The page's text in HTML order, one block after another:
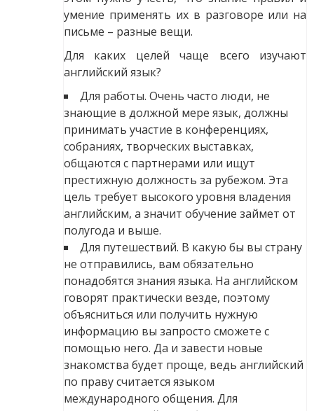
умение применять их в разговоре или на
письме – разные вещи.
Для каких целей чаще всего изучают
английский язык?
Для работы. Очень часто люди, не
знающие в должной мере язык, должны
принимать участие в конференциях,
собраниях, творческих выставках,
общаются с партнерами или ищут
престижную должность за рубежом. Эта
цель требует высокого уровня владения
английским, а значит обучение займет от
полугода и выше.
Для путешествий. В какую бы вы страну
не отправились, вам обязательно
понадобятся знания языка. На английском
говорят практически везде, поэтому
объясниться или получить нужную
информацию вы запросто сможете с
помощью него. Да и завести новые
знакомства будет проще, ведь английский
по праву считается языком
международного общения. Для